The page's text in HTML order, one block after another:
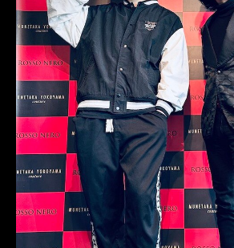
CUSTOMER'S VOICE
COLUMN &BLOG
ABOUT US
ACCESS